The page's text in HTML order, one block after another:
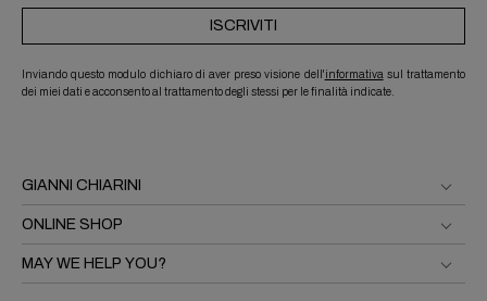
GIANNI CHIARINI
ONLINE SHOP
MAY WE HELP YOU?
ISCRIVITI
Inviando questo modulo dichiaro di aver preso visione dell'informativa sul trattamento
dei miei dati e acconsento al trattamento degli stessi per le finalità indicate.